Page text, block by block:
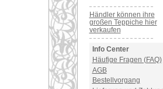
Händler können ihre
großen Teppiche hier
verkaufen
Info Center
Häufige Fragen (FAQ)
AGB
Bestellvorgang